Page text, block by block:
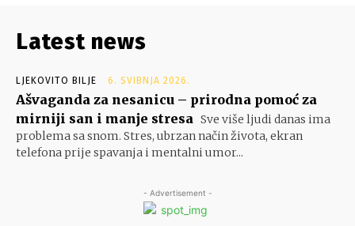
Latest news
LJEKOVITO BILJE 6. SVIBNJA 2026.
Ašvaganda za nesanicu – prirodna pomoć za
mirniji san i manje stresa Sve više ljudi danas ima
problema sa snom. Stres, ubrzan način života, ekran
telefona prije spavanja i mentalni umor...
- Advertisement -